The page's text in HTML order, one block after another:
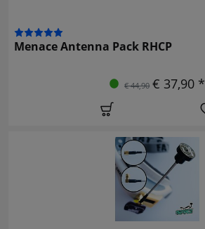
Menace Antenna Pack RHCP
€ 44,90 € 37,90 *